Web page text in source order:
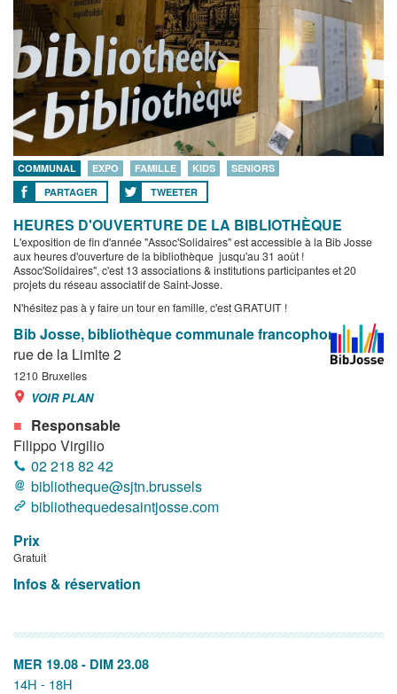
COMMUNAL EXPO FAMILLE KIDS
SENIORS
PARTAGER
TWEETER
HEURES D'OUVERTURE DE LA BIBLIOTHÈQUE
L'exposition de fin d'année "Assoc'Solidaires" est accessible à la Bib Josse
aux heures d'ouverture de la bibliothèque jusqu'au 31 août !
Assoc'Solidaires", c'est 13 associations & institutions participantes et 20
projets du réseau associatif de Saint-Josse.
N'hésitez pas à y faire un tour en famille, c'est GRATUIT !
Bib Josse, bibliothèque communale francophone
rue de la Limite 2
1210 Bruxelles
VOIR PLAN
Responsable
Filippo Virgilio
02 218 82 42
bibliotheque@sjtn.brussels
bibliothequedesaintjosse.com
Prix
Gratuit
Infos & réservation
MER 19.08 - DIM 23.08
14H - 18H